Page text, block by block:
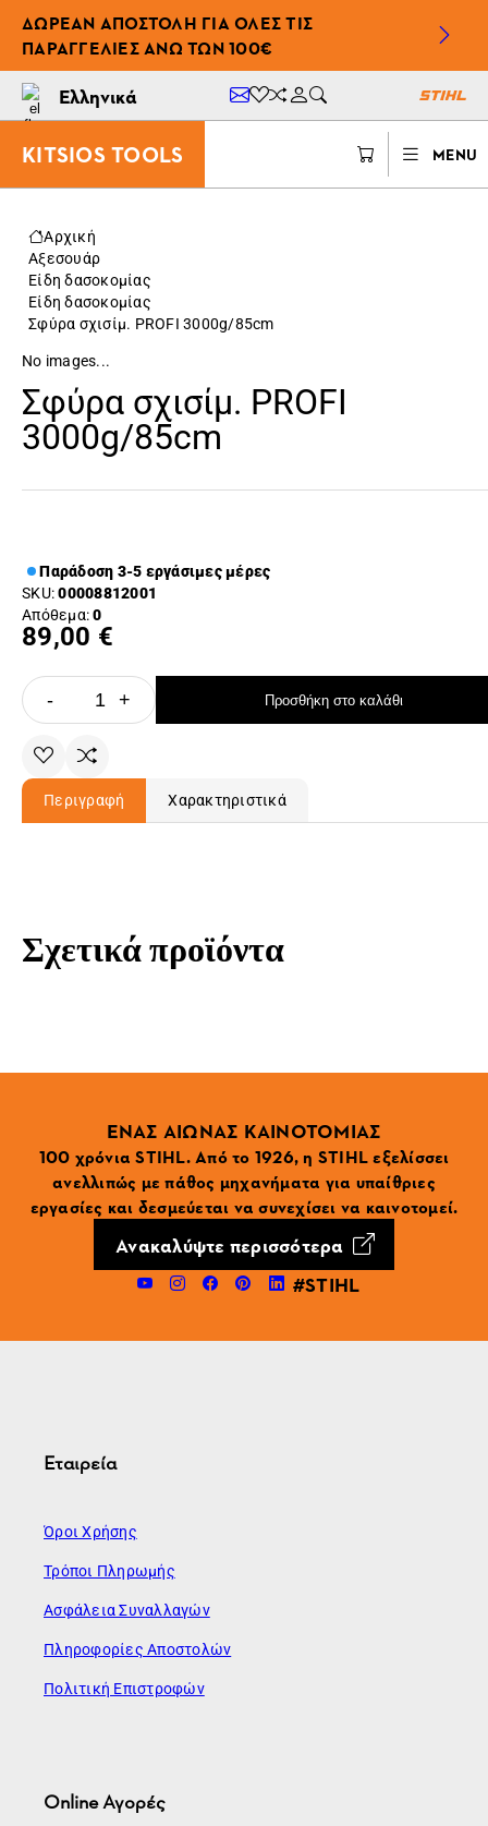
ΔΩΡΕΆΝ ΑΠΟΣΤΟΛΉ ΓΙΑ ΌΛΕΣ ΤΙΣ
ΠΑΡΑΓΓΕΛΊΕΣ ΆΝΩ ΤΩΝ 100€
Ελληνικά
KITSIOS TOOLS MENU
Αρχική
Αξεσουάρ
Είδη δασοκομίας
Είδη δασοκομίας
Σφύρα σχισίμ. PROFI 3000g/85cm
No images...
Σφύρα σχισίμ. PROFI
3000g/85cm
Παράδοση 3-5 εργάσιμες μέρες
SKU:00008812001
Απόθεμα:0
89,00 €
- + Προσθήκη στο καλάθι
Περιγραφή Χαρακτηριστικά
Σχετικά προϊόντα
ΕΝΑΣ ΑΙΩΝΑΣ ΚΑΙΝΟΤΟΜΙΑΣ
100 χρόνια STIHL. Από το 1926, η STIHL εξελίσσει
ανελλιπώς με πάθος μηχανήματα για υπαίθριες
εργασίες και δεσμεύεται να συνεχίσει να καινοτομεί.
Ανακαλύψτε περισσότερα
#STIHL
Εταιρεία
Όροι Χρήσης
Τρόποι Πληρωμής
Ασφάλεια Συναλλαγών
Πληροφορίες Αποστολών
Πολιτική Επιστροφών
Online Αγορές